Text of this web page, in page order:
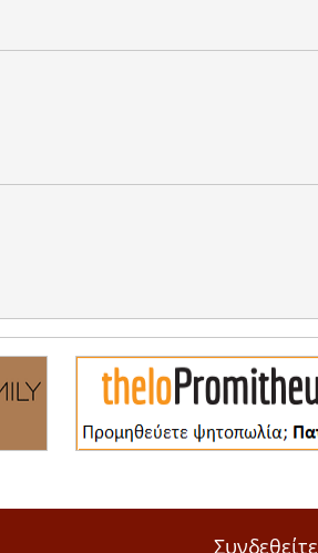
Συνδεθείτε